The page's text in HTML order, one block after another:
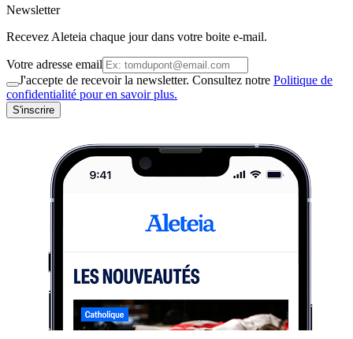
Newsletter
Recevez Aleteia chaque jour dans votre boite e-mail.
Votre adresse email
J'accepte de recevoir la newsletter. Consultez notre Politique de
confidentialité pour en savoir plus.
S'inscrire